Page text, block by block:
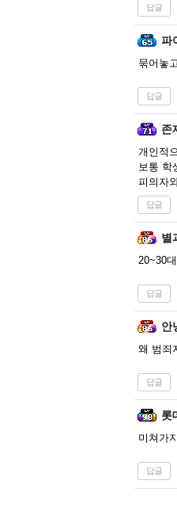
답글
파
묶어놓
답글
존
개인적
보통 학
피의자
답글
별
20~30
답글
안
왜 범죄
답글
롯
미쳐가
답글